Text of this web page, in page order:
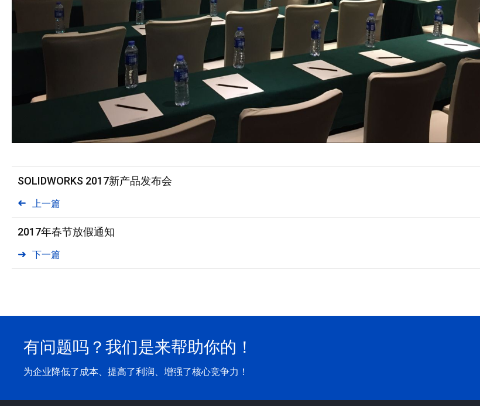
上一篇
SOLIDWORKS 2017新产品发布会
下一篇
2017年春节放假通知
有问题吗？我们是来帮助你的！
为企业降低了成本、提高了利润、增强了核心竞争力！